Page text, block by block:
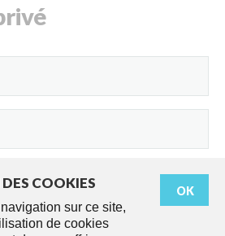
OK
COOKIES
sur ce site,
de cookies